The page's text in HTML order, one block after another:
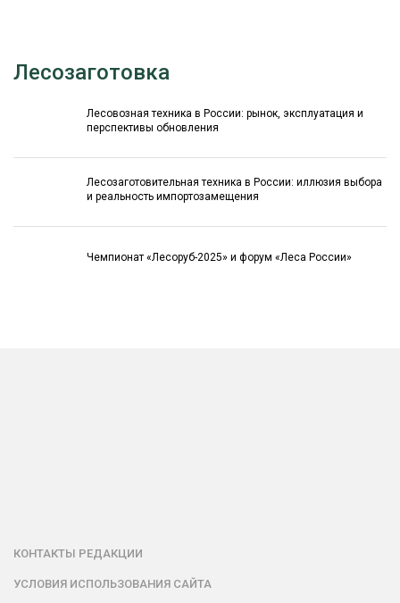
Лесозаготовка
Лесовозная техника в России: рынок, эксплуатация и
перспективы обновления
Лесозаготовительная техника в России: иллюзия выбора
и реальность импортозамещения
Чемпионат «Лесоруб-2025» и форум «Леса России»
КОНТАКТЫ РЕДАКЦИИ
УСЛОВИЯ ИСПОЛЬЗОВАНИЯ САЙТА